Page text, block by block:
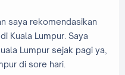
saya rekomendasikan
Kuala Lumpur. Saya
Lumpur sejak pagi ya,
di sore hari.